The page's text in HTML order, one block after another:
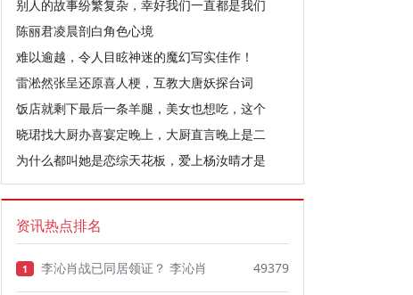
别人的故事纷繁复杂，幸好我们一直都是我们
陈丽君凌晨剖白角色心境
难以逾越，令人目眩神迷的魔幻写实佳作！
雷淞然张呈还原喜人梗，互教大唐妖探台词
饭店就剩下最后一条羊腿，美女也想吃，这个
晓珺找大厨办喜宴定晚上，大厨直言晚上是二
为什么都叫她是恋综天花板，爱上杨汝晴才是
资讯热点排名
1 李沁肖战已同居领证？ 李沁肖 49379